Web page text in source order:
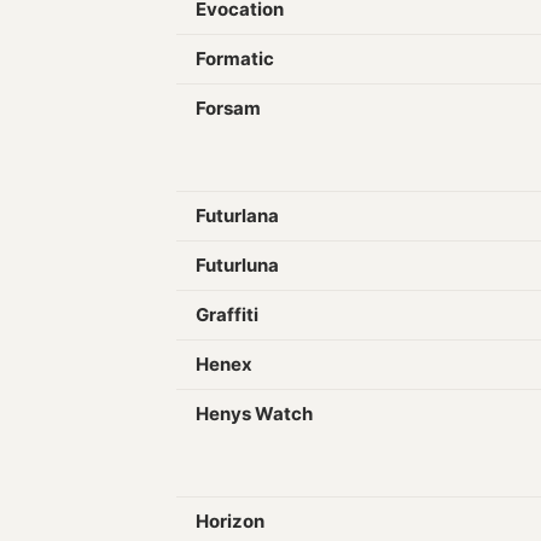
Evocation
Formatic
Forsam
Futurlana
Futurluna
Graffiti
Henex
Henys Watch
Horizon